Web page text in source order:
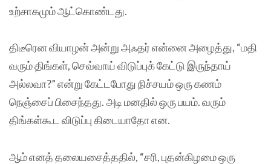
உற்சாகமும் ஆட்கொண்டது.
திடீரென வியாழன் அன்று அஃதர் என்னை அழைத்து, “மதி
வரும் திங்கள், செவ்வாய் விடுப்புக் கேட்டு இருந்தாய்
அல்லவா?” என்று கேட்டபோது நிச்சயம் ஒரு கணம்
நெஞ்சைப் பிசைந்தது. அடி மனதில் ஒரு பயம். வரும்
திங்கள்கூட விடுப்பு கிடையாதோ என.
ஆம் எனத் தலையசைத்ததில், “சரி, புதன்கிழமை ஒரு